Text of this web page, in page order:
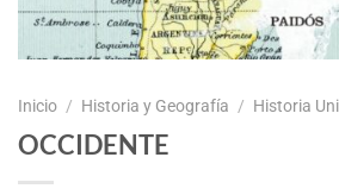
Inicio / Historia y Geografía / Historia
OCCIDENTE